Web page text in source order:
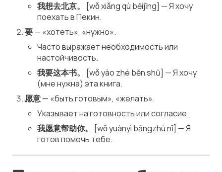
我想去北京。
[wǒ xiǎng qù běijīng] — Я хочу
поехать в Пекин.
要— «хотеть», «нужно».
Часто выражает необходимость или
настойчивость.
我要这本书。
[wǒ yào zhè běn shū] — Я хочу
(мне нужна) эта книга.
愿意— «быть готовым», «желать».
Указывает на готовность или согласие.
我愿意帮助你。
[wǒ yuànyì bāngzhù nǐ] — Я
готов помочь тебе.